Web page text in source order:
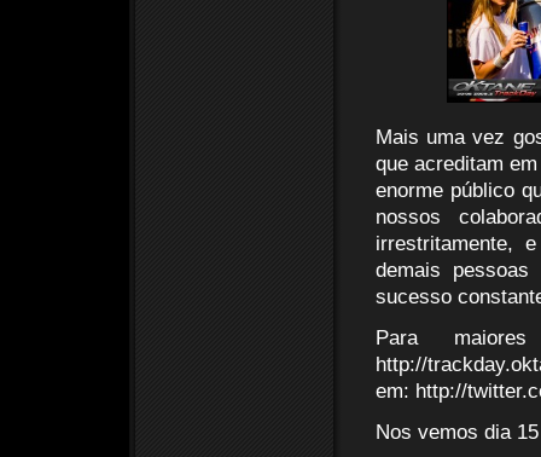
Mais uma vez
que acreditam
enorme público
nossos
irrestritamente,
demais
sucesso
Para
http://
em: http://
Nos vemos dia